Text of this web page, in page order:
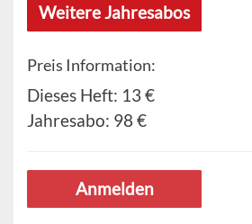
Weitere Jahresabos
Preis Information:
Dieses Heft: 13 €
Jahresabo: 98 €
Anmelden